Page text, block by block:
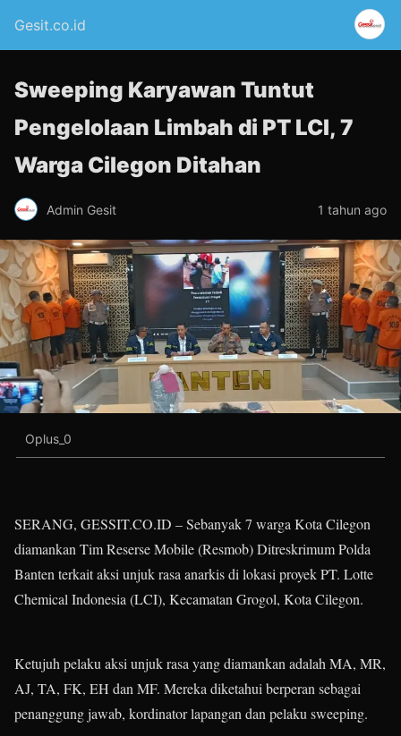
Gesit.co.id
Sweeping Karyawan Tuntut
Pengelolaan Limbah di PT LCI, 7
Warga Cilegon Ditahan
Admin Gesit 1 tahun ago
Oplus_0
SERANG, GESSIT.CO.ID – Sebanyak 7 warga Kota Cilegon
diamankan Tim Reserse Mobile (Resmob) Ditreskrimum Polda
Banten terkait aksi unjuk rasa anarkis di lokasi proyek PT. Lotte
Chemical Indonesia (LCI), Kecamatan Grogol, Kota Cilegon.
Ketujuh pelaku aksi unjuk rasa yang diamankan adalah MA, MR,
AJ, TA, FK, EH dan MF. Mereka diketahui berperan sebagai
penanggung jawab, kordinator lapangan dan pelaku sweeping.